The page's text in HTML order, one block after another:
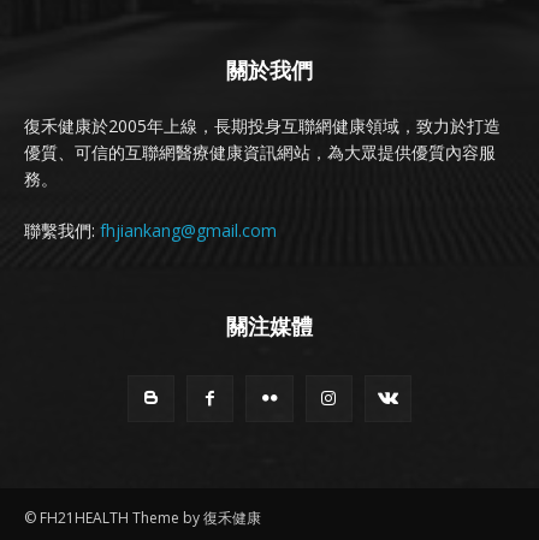
關於我們
復禾健康於2005年上線，長期投身互聯網健康領域，致力於打造
優質、可信的互聯網醫療健康資訊網站，為大眾提供優質內容服
務。
聯繫我們: fhjiankang@gmail.com
關注媒體
© FH21HEALTH Theme by 復禾健康